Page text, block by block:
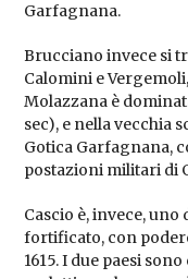
Garfagnana.
Brucciano invece si
Calomini e
Molazzana è
sec), e nella vecchia
Gotica Garfagnana,
postazioni militari di
Cascio è, invece,
fortificato, con
1615. I due paesi